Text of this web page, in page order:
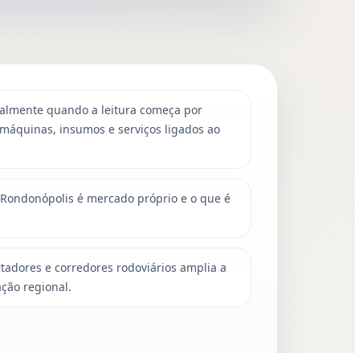
quando a leitura começa por
insumos e serviços ligados ao
é mercado próprio e o que é
e corredores rodoviários amplia a
regional.